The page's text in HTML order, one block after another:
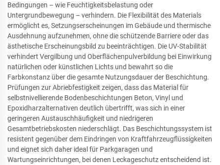
Bedingungen – wie Feuchtigkeitsbelastung oder
Untergrundbewegung – verhindern. Die Flexibilität des Materials
ermöglicht es, Setzungserscheinungen im Gebäude und thermische
Ausdehnung aufzunehmen, ohne die schützende Barriere oder das
ästhetische Erscheinungsbild zu beeinträchtigen. Die UV-Stabilität
verhindert Vergilbung und Oberflächenpulverbildung bei Einwirkung
natürlichen oder künstlichen Lichts und bewahrt so die
Farbkonstanz über die gesamte Nutzungsdauer der Beschichtung.
Prüfungen zur Abriebfestigkeit zeigen, dass das Material für
selbstnivellierende Bodenbeschichtungen Beton, Vinyl und
Epoxidharzalternativen deutlich übertrifft, was sich in einer
geringeren Austauschhäufigkeit und niedrigeren
Gesamtbetriebskosten niederschlägt. Das Beschichtungssystem ist
resistent gegenüber dem Eindringen von Kraftfahrzeugflüssigkeiten
und eignet sich daher ideal für Parkgaragen und
Wartungseinrichtungen, bei denen Leckageschutz entscheidend ist.